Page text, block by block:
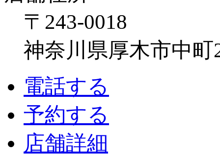
〒243-0018
神奈川県厚木市中町
電話する
予約する
店舗詳細